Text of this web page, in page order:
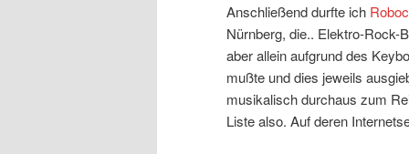
Anschließend durfte ich
Nürnberg, die.. Elektro-Rock-
aber allein aufgrund des
mußte und dies jeweils
musikalisch durchaus zum
Liste also. Auf deren